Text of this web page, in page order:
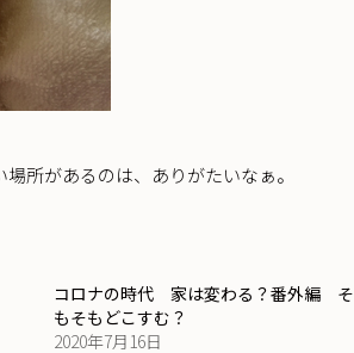
所があるのは、ありがたいなぁ。
コロナの時代 家は変わる？番外編 そ
もそもどこすむ？
2020年7月16日